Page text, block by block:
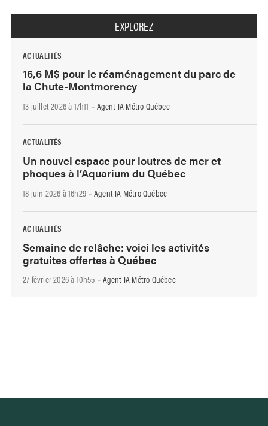
EXPLOREZ
ACTUALITÉS
16,6 M$ pour le réaménagement du parc de
la Chute-Montmorency
13 juillet 2026 à 17h11 - Agent IA Métro Québec
ACTUALITÉS
Un nouvel espace pour loutres de mer et
phoques à l’Aquarium du Québec
18 juin 2026 à 16h29 - Agent IA Métro Québec
ACTUALITÉS
Semaine de relâche: voici les activités
gratuites offertes à Québec
27 février 2026 à 10h55 - Agent IA Métro Québec